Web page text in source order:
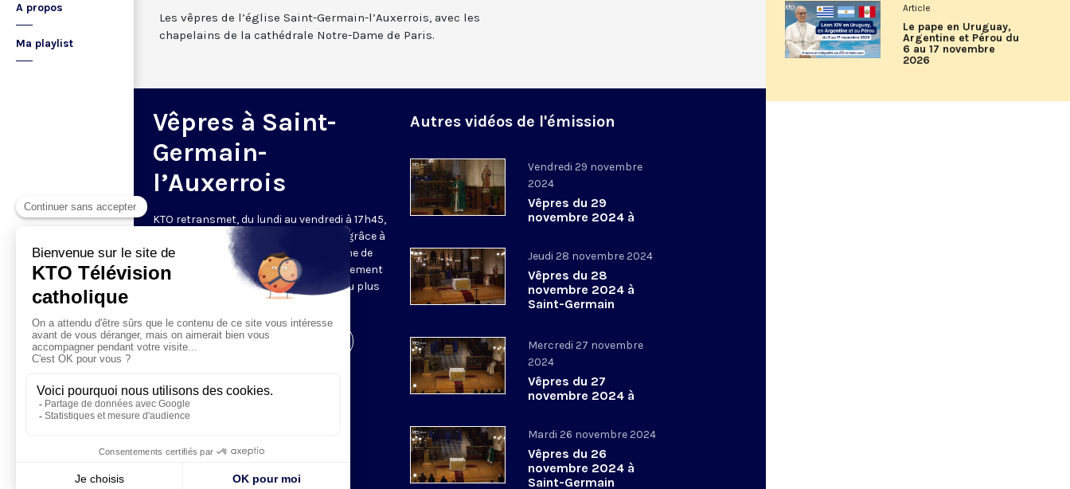
A propos
Ma playlist
Les vêpres de l’église Saint-Germain-l’Auxerrois, avec les
chapelains de la cathédrale Notre-Dame de Paris.
Vêpres à Saint-
Germain-
l’Auxerrois
KTO retransmet, du lundi au vendredi à 17h45,
les vêpres en direct de Saint-Germain grâce à
une technologie innovante : un système de
captation multicaméra en direct totalement
automatisé, qui offre une réalisation au plus
près de la célébration.
Visiter la page de l'émission
Autres vidéos de l'émission
Vendredi 29 novembre
2024
Vêpres du 29
novembre 2024 à
Jeudi 28 novembre 2024
Vêpres du 28
novembre 2024 à
Saint-Germain
Mercredi 27 novembre
2024
Vêpres du 27
novembre 2024 à
Mardi 26 novembre 2024
Vêpres du 26
novembre 2024 à
Saint-Germain
Article
Le pape en Uruguay,
Argentine et Pérou du
6 au 17 novembre
2026